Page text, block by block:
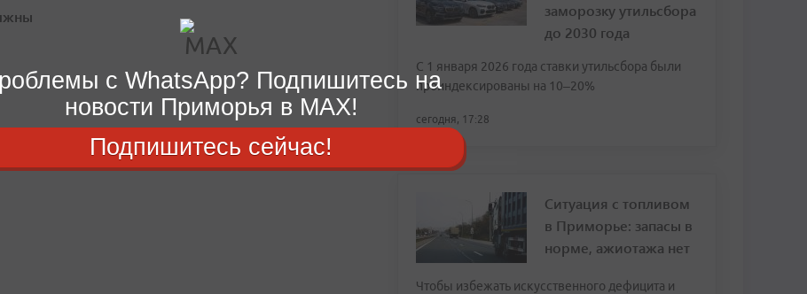
заморозку утильсбора
до 2030 года
С 1 января 2026 года ставки утильсбора были
проиндексированы на 10–20%
сегодня, 17:28
Ситуация с топливом
в Приморье: запасы в
норме, ажиотажа нет
Чтобы избежать искусственного дефицита и
с WhatsApp? Подпишитесь на
новости Приморья в MAX!
Подпишитесь сейчас!